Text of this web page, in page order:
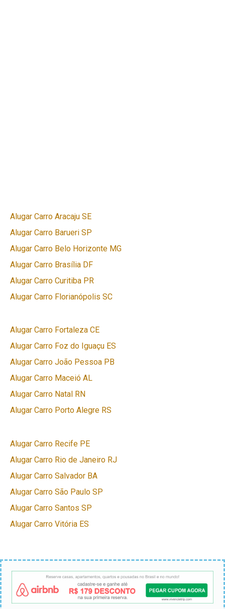
Alugar Carro Aracaju SE
Alugar Carro Barueri SP
Alugar Carro Belo Horizonte MG
Alugar Carro Brasília DF
Alugar Carro Curitiba PR
Alugar Carro Florianópolis SC
Alugar Carro Fortaleza CE
Alugar Carro Foz do Iguaçu ES
Alugar Carro João Pessoa PB
Alugar Carro Maceió AL
Alugar Carro Natal RN
Alugar Carro Porto Alegre RS
Alugar Carro Recife PE
Alugar Carro Rio de Janeiro RJ
Alugar Carro Salvador BA
Alugar Carro São Paulo SP
Alugar Carro Santos SP
Alugar Carro Vitória ES